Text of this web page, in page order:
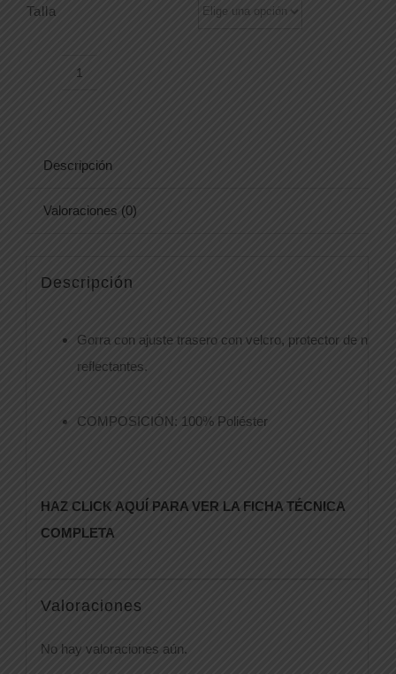
Talla
Descripción
Valoraciones (0)
Descripción
Gorra con ajuste trasero con velcro, protector de nuca.
reflectantes.
COMPOSICIÓN: 100% Poliéster
HAZ CLICK AQUÍ PARA VER LA FICHA TÉCNICA
COMPLETA
Valoraciones
No hay valoraciones aún.